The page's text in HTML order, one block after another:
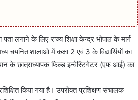
लगाने के लिए राज्य शिक्षा केन्द्र भोपाल के मार्ग
शालाओ में कक्षा 2 एवं 3 के विद्यार्थियों का
के छात्राध्यापक फिल्ड इन्वेस्टिगेटर (एफ आई) का
किया गया है। उपरोक्त प्रशिक्षण संचालक